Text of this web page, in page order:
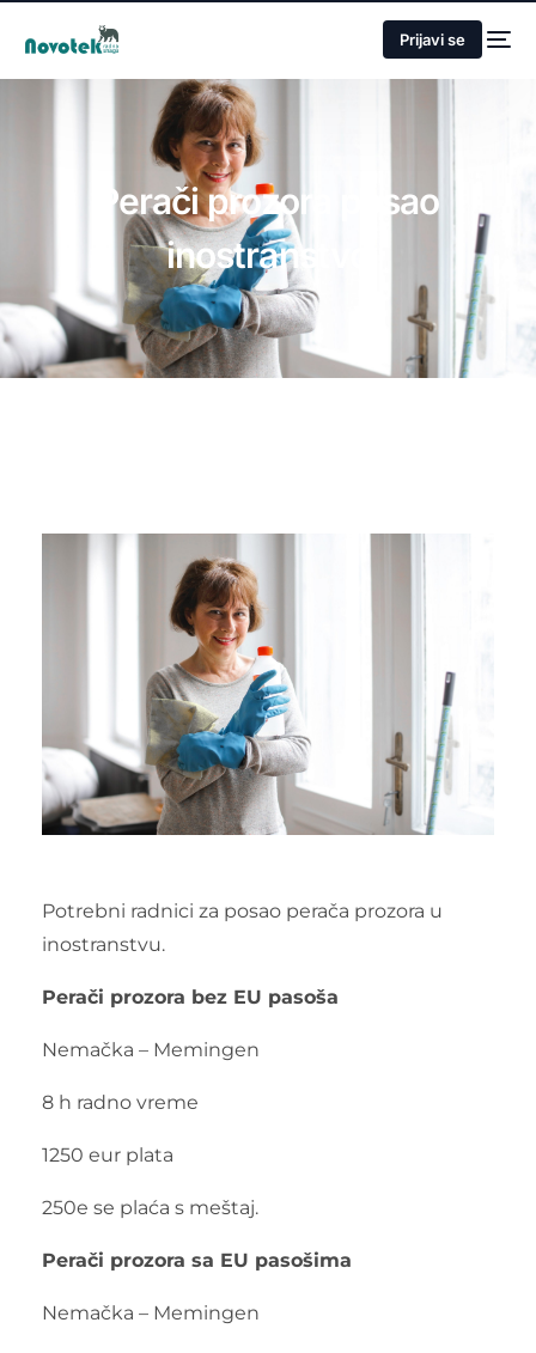
Prijavi se
Perači prozora posao
inostranstvo
Potrebni radnici za posao perača prozora u
inostranstvu.
Perači prozora bez EU pasoša
Nemačka – Memingen
8 h radno vreme
1250 eur plata
250e se plaća s meštaj.
Perači prozora sa EU pasošima
Nemačka – Memingen